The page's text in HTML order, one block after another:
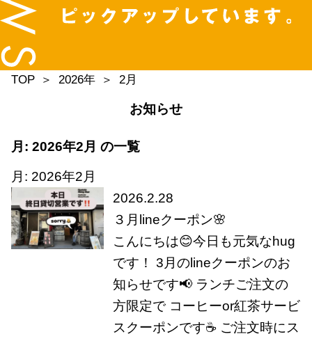
TOP 2026年 2月
お知らせ
月: 2026年2月 の一覧
月: 2026年2月
2026.2.28
３月lineクーポン🌸
こんにちは😊今日も元気なhug
です！ 3月のlineクーポンのお
知らせです📢 ランチご注文の
方限定で コーヒーor紅茶サービ
スクーポンです☕ ご注文時にス